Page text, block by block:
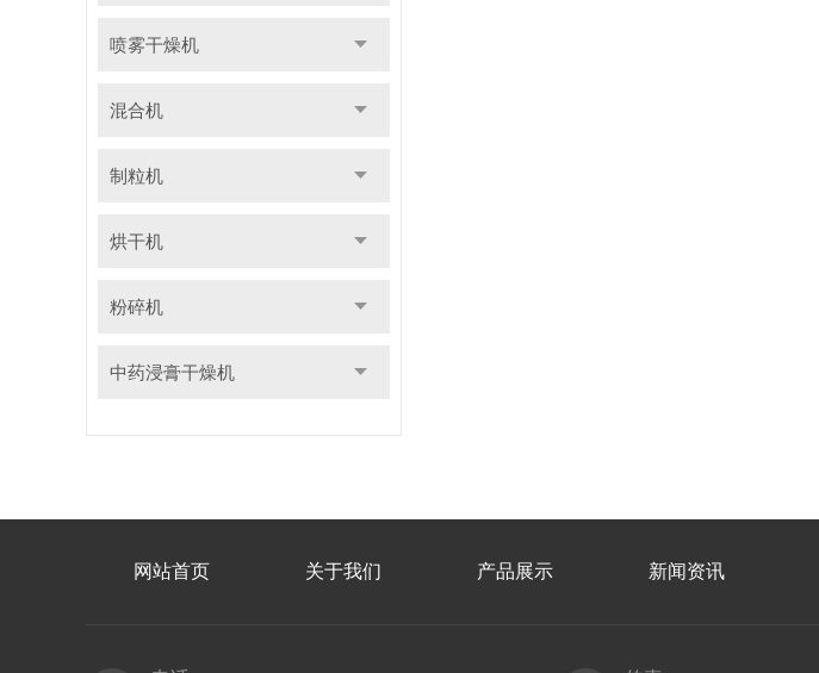
喷雾干燥机
混合机
制粒机
烘干机
粉碎机
中药浸膏干燥机
网站首页 关于我们 产品展示 新闻资讯